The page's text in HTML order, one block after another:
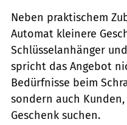
Neben praktischem
Automat kleinere
Schlüsselanhänger
spricht das Angebot
Bedürfnisse beim
sondern auch
Geschenk suchen.